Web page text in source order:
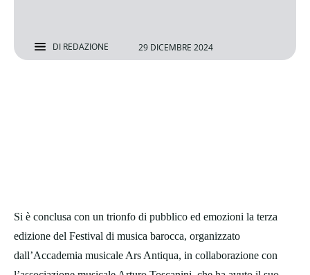
DI REDAZIONE 29 DICEMBRE 2024
Si è conclusa con un trionfo di pubblico ed emozioni la terza
edizione del Festival di musica barocca, organizzato
dall’Accademia musicale Ars Antiqua, in collaborazione con